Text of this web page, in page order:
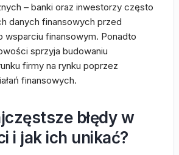
– banki oraz inwestorzy często
danych finansowych przed
wsparciu finansowym. Ponadto
sprzyja budowaniu
firmy na rynku poprzez
finansowych.
błędy w
i jak ich unikać?